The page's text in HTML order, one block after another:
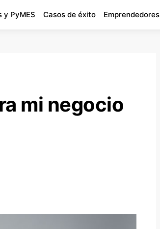
y PyMES Casos de éxito Emprendedores
mi negocio